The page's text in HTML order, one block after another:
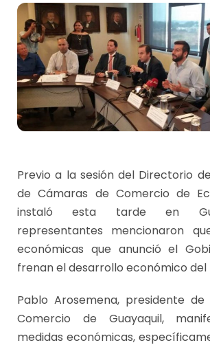
Previo a la sesión del Directorio
de Cámaras de Comercio de
instaló esta tarde en
representantes mencionaron
económicas que anunció el
frenan el desarrollo económico del
Pablo Arosemena, presidente
Comercio de Guayaquil,
medidas económicas,